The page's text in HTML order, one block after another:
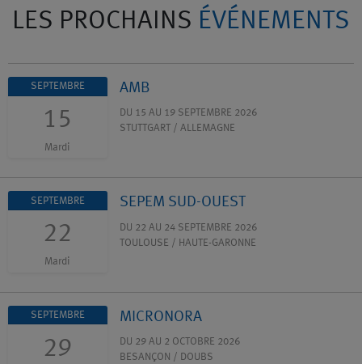
LES PROCHAINS ÉVÉNEMENTS
SEPTEMBRE
15
Mardi
AMB
DU 15 AU 19 SEPTEMBRE 2026
STUTTGART / ALLEMAGNE
SEPTEMBRE
22
Mardi
SEPEM SUD-OUEST
DU 22 AU 24 SEPTEMBRE 2026
TOULOUSE / HAUTE-GARONNE
SEPTEMBRE
29
MICRONORA
DU 29 AU 2 OCTOBRE 2026
BESANÇON / DOUBS